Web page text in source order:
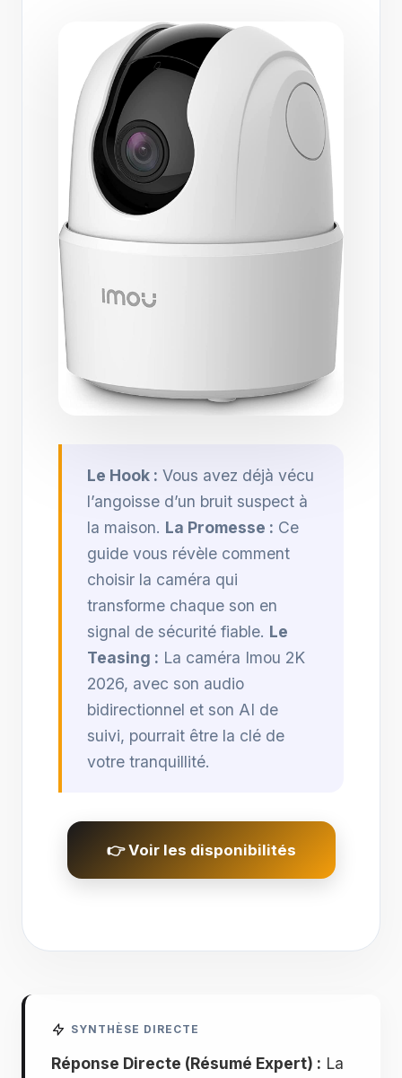
Le Hook : Vous avez déjà vécu
l’angoisse d’un bruit suspect à
la maison. La Promesse : Ce
guide vous révèle comment
choisir la caméra qui
transforme chaque son en
signal de sécurité fiable. Le
Teasing : La caméra Imou 2K
2026, avec son audio
bidirectionnel et son AI de
suivi, pourrait être la clé de
votre tranquillité.
👉 Voir les disponibilités
SYNTHÈSE DIRECTE
Réponse Directe (Résumé Expert) : La